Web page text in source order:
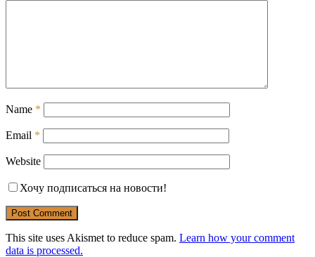
Name *
Email *
Website
Хочу подписаться на новости!
This site uses Akismet to reduce spam. Learn how your comment
data is processed.